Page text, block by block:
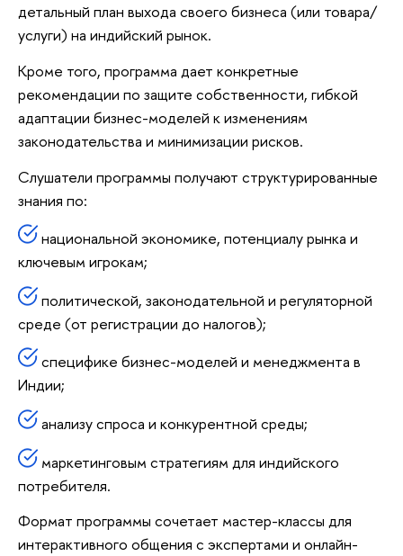
детальный план выхода своего бизнеса (или товара/
услуги) на индийский рынок.
Кроме того, программа дает конкретные
рекомендации по защите собственности, гибкой
адаптации бизнес-моделей к изменениям
законодательства и минимизации рисков.
Слушатели программы получают структурированные
знания по:
национальной экономике, потенциалу рынка и
ключевым игрокам;
политической, законодательной и регуляторной
среде (от регистрации до налогов);
специфике бизнес-моделей и менеджмента в
Индии;
анализу спроса и конкурентной среды;
маркетинговым стратегиям для индийского
потребителя.
Формат программы сочетает мастер-классы для
интерактивного общения с экспертами и онлайн-